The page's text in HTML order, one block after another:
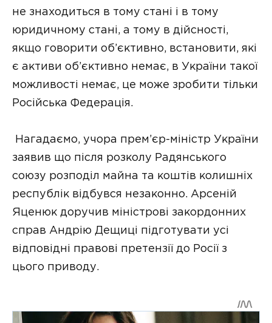
не знаходиться в тому стані і в тому
юридичному стані, а тому в дійсності,
якщо говорити об’єктивно, встановити, які
є активи об’єктивно немає, в України такої
можливості немає, це може зробити тільки
Російська Федерація.
Нагадаємо, учора прем’єр-міністр України
заявив що після розколу Радянського
союзу розподіл майна та коштів колишніх
республік відбувся незаконно. Арсеній
Яценюк доручив міністрові закордонних
справ Андрію Дещиці підготувати усі
відповідні правові претензії до Росії з
цього приводу.